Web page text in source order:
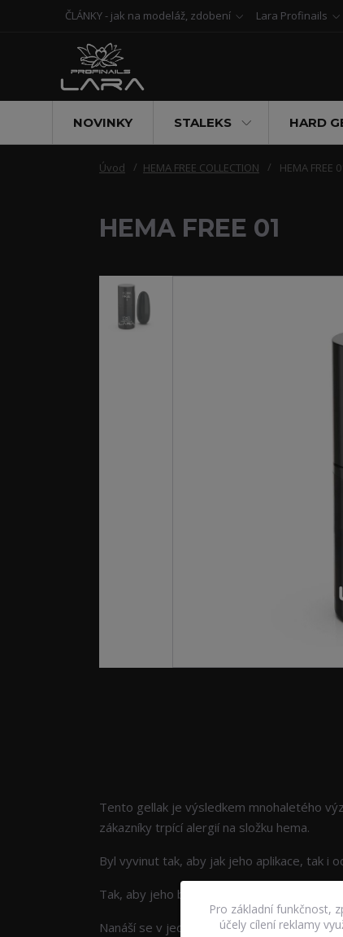
ČLÁNKY - jak na modeláž, zdobení Lara Profinails
NOVINKY STALEKS HARD
Úvod HEMA FREE COLLECTION HEMA FREE
HEMA FREE 01
Tento gellak je výsledkem mnohaletého
zákazníky trpící alergií na složku hema.
Byl vyvinut tak, aby jak jeho aplikace, tak i
Tak, aby jeho barva byla stálá. Pro snadnou
Nanáší se v jedné, max ve dvou tenkých
Pro základní funkčnost,
účely cílení reklamy